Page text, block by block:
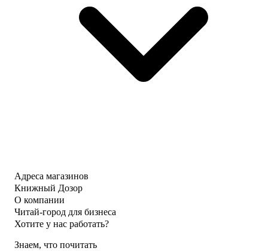
Адреса магазинов
Книжный Дозор
О компании
Читай-город для бизнеса
Хотите у нас работать?
Знаем, что почитать